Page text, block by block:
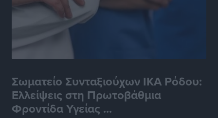
Σωματείο Συνταξιούχων ΙΚΑ Ρόδου:
Ελλείψεις στη Πρωτοβάθμια
Φροντίδα Υγείας ...